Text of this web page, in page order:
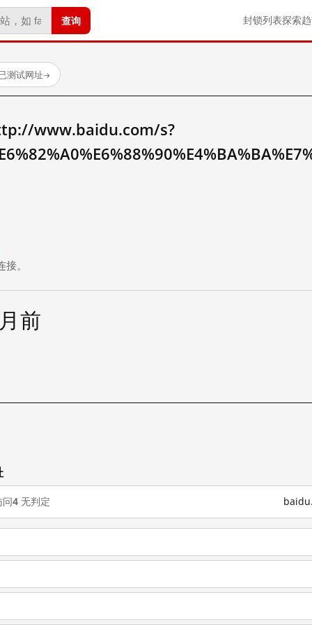
查询 封锁列表探索
测试网址→
www.baidu.com/s?
。
前
问4 无判定